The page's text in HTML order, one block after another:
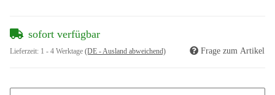
sofort verfügbar
Lieferzeit: 1 - 4 Werktage (DE - Ausland abweichend) Frage zum Artikel